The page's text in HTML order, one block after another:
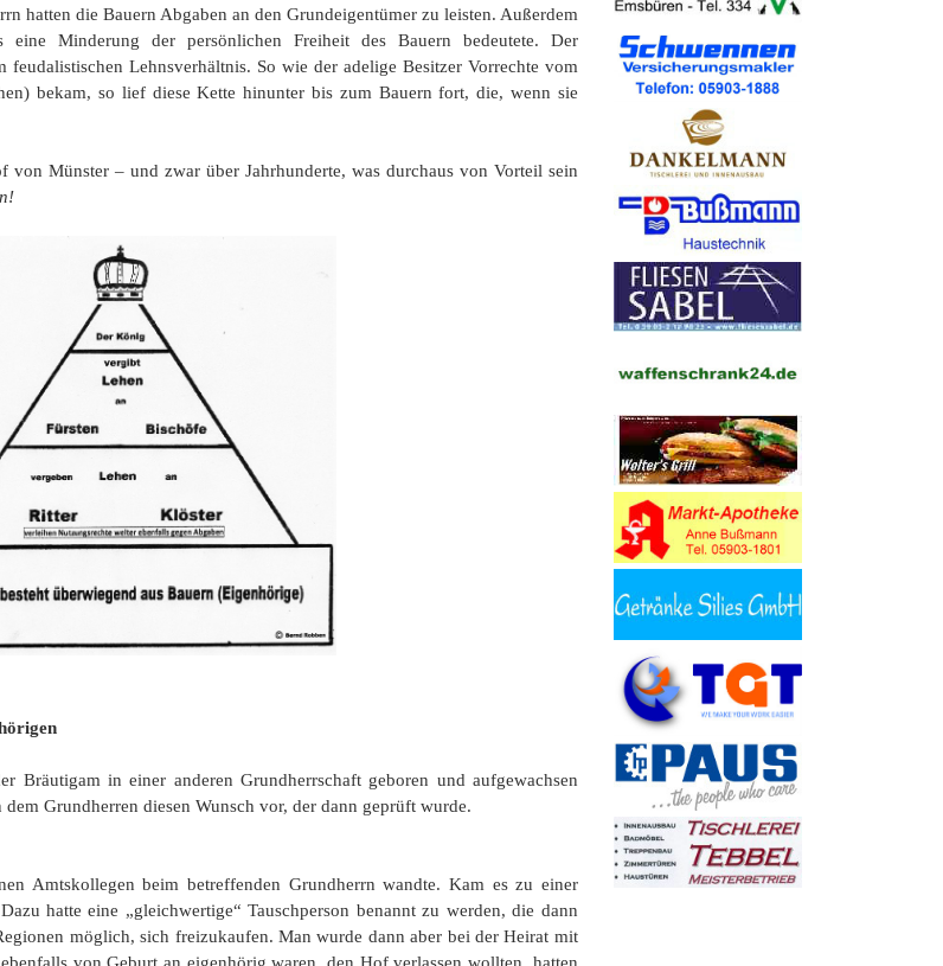
hatten die Bauern Abgaben an den Grundeigentümer zu leisten. Außerdem
eine Minderung der persönlichen Freiheit des Bauern bedeutete. Der
Lehnsverhältnis. So wie der adelige Besitzer Vorrechte vom
bekam, so lief diese Kette hinunter bis zum Bauern fort, die, wenn sie
Münster – und zwar über Jahrhunderte, was durchaus von Vorteil sein
in einer anderen Grundherrschaft geboren und aufgewachsen
Grundherren diesen Wunsch vor, der dann geprüft wurde.
Amtskollegen beim betreffenden Grundherrn wandte. Kam es zu einer
hatte eine „gleichwertige“ Tauschperson benannt zu werden, die dann
möglich, sich freizukaufen. Man wurde dann aber bei der Heirat mit